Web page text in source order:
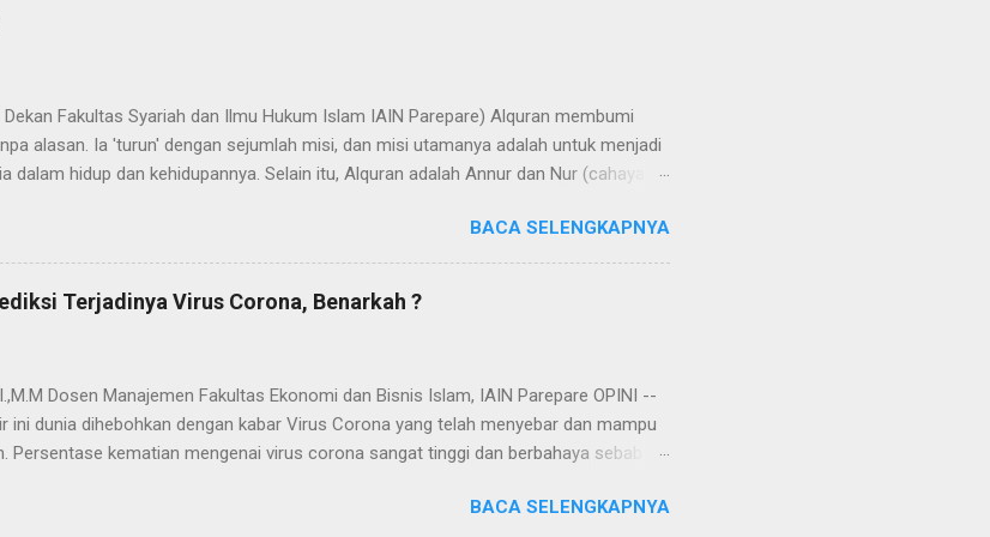
Dekan Fakultas Syariah dan Ilmu Hukum Islam IAIN Parepare) Alquran membumi
alasan. Ia 'turun' dengan sejumlah misi, dan misi utamanya adalah untuk menjadi
hidup dan kehidupannya. Selain itu, Alquran adalah Annur dan Nur (cahaya).
apabila dinyatakan bahwa proses penyebarluasan cahaya di bumi melalui
hijrah dari Mekah ke Yatsrib. Itu sebabnya ketika menetap di Yatsrib, Baginda Nabi
Munawwarah (kota/peradaban yg tercahayakan). Dalam ungkapan lain, hijrah
cahaya" yang secara kasat mata akumulasi cahaya itu telah rampung tatkala
u...
BACA SELENGKAPNYA
Terjadinya Virus Corona, Benarkah ?
Dosen Manajemen Fakultas Ekonomi dan Bisnis Islam, IAIN Parepare OPINI --
ini dunia dihebohkan dengan kabar Virus Corona yang telah menyebar dan mampu
Persentase kematian mengenai virus corona sangat tinggi dan berbahaya sebab
pemerintah China yang disimpan di markas militer di Wuhan. Rencananya, virus itu
BACA SELENGKAPNYA